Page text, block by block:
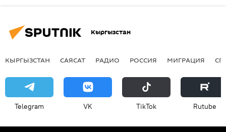
Кыргызстан
КЫРГЫЗСТАН САЯСАТ РАДИО РОССИЯ МИГРАЦИЯ
Telegram VK ТikТоk Rutube